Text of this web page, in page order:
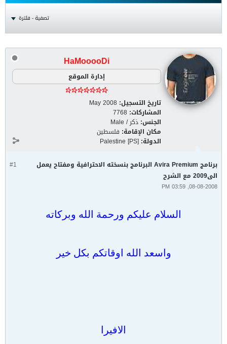
تصفية - فلترة
HaMooooDi
إدارة الموقع
تاريخ التسجيل: May 2008
المشاركات: 7768
الجنس: ذكر / Male
مكان الإقامة: فلسطين
الدولة: Palestine [PS]
#1
برنامج Avira Premium البرنامج بنسخته الاحترافية ومفتاح يعمل
الى2009 مع الشرح
08-08-2008, 03:59 PM
السلام عليكم ورحمة الله وبركاته
واسعد الله اوقاتكم بكل خير
الافيرا